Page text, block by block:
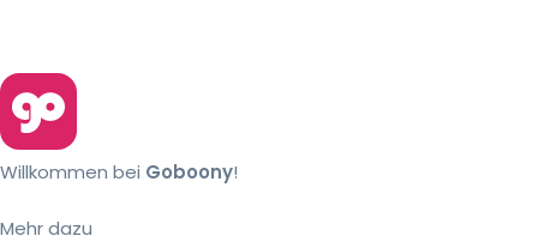
Willkommen bei Goboony!
Mehr dazu